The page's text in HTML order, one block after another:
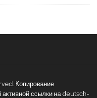
Копирование
активной ссылки на deutsch-